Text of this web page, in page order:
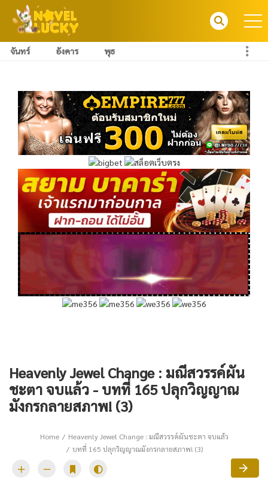
จันทร์ อังคาร พุธ
Heavenly Jewel Change : มณีสวรรค์ผัน
ชะตา จบแล้ว - บทที่ 165 ปลุกวิญญาณ
มังกรกลายสภาพ! (3)
Home
Heavenly Jewel Change : มณีสวรรค์ผันชะตา จบแล้ว
บทที่ 165 ปลุกวิญญาณมังกรกลายสภาพ! (3)